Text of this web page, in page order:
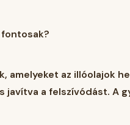
amelyeket az illóolajok
a felszívódást. A